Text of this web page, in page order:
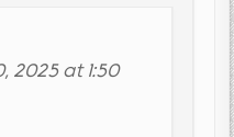
2025 at 1:50